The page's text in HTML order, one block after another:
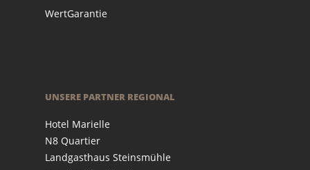
WertGarantie
UNSERE PARTNER REGIONAL
Hotel Marielle
N8 Quartier
Landgasthaus Steinsmühle